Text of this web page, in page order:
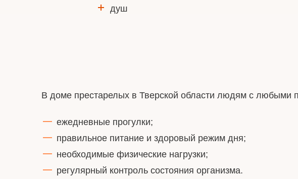
душ
В доме престарелых в Тверской области людям с
ежедневные прогулки;
правильное питание и здоровый режим дня;
необходимые физические нагрузки;
регулярный контроль состояния организма.